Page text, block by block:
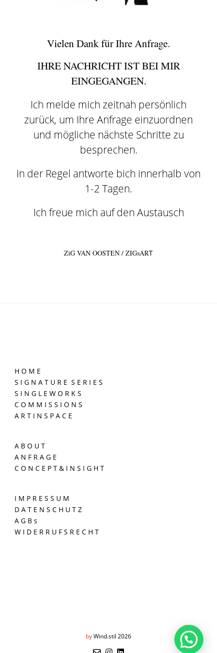
Vielen Dank für Ihre Anfrage.
IHRE NACHRICHT IST BEI MIR
EINGEGANGEN.
Ich melde mich zeitnah persönlich
zurück, um Ihre Anfrage einzuordnen
und mögliche nächste Schritte zu
besprechen.
In der Regel antworte bich innerhalb von
1-2 Tagen.
Ich freue mich auf den Austausch
ZiG VAN OOSTEN / ZIGsART
H O M E
S I G N A T U R E S E R I E S
S I N G L E W O R K S
C O M M I S S I O N S
A R T I N S P A C E
A B O U T
A N F R A G E
C O N C E P T & I N S I G H T
I M P R E S S U M
D A T E N S C H U T Z
A G B s
W I D E R R U F S R E C H T
byWind.stil 2026